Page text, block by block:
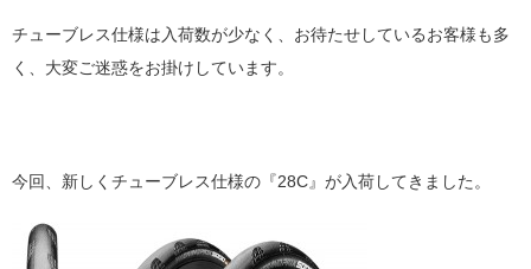
チューブレス仕様は入荷数が少なく、お待たせしているお客様も多
く、大変ご迷惑をお掛けしています。
今回、新しくチューブレス仕様の『28C』が入荷してきました。